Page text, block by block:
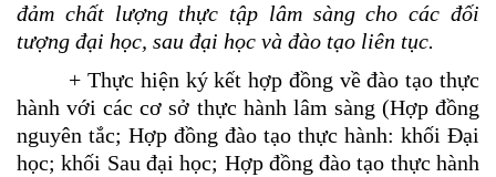
đảm chất lượng thực tập lâm sàng cho các đối
tượng đại học, sau đại học và đào tạo liên tục.
+ Thực hiện ký kết hợp đồng về đào tạo thực
hành với các cơ sở thực hành lâm sàng (Hợp đồng
nguyên tắc; Hợp đồng đào tạo thực hành: khối Đại
học; khối Sau đại học; Hợp đồng đào tạo thực hành